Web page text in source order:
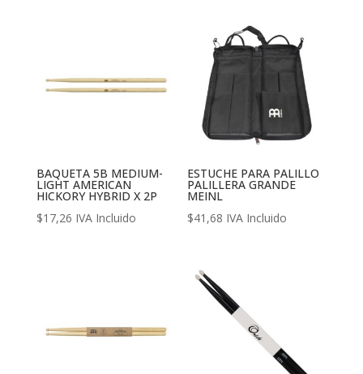
BAQUETA 5B MEDIUM-
LIGHT AMERICAN
HICKORY HYBRID X 2P
$17,26 IVA Incluido
ESTUCHE PARA PALILLO
PALILLERA GRANDE
MEINL
$41,68 IVA Incluido